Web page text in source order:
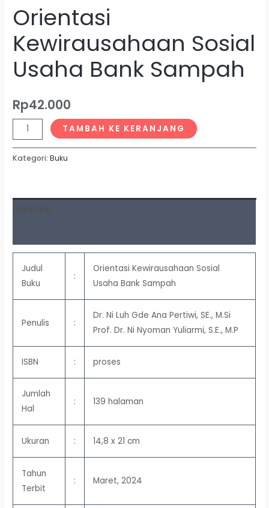
Orientasi
Kewirausahaan Sosial
Usaha Bank Sampah
Rp42.000
TAMBAH KE KERANJANG
Kategori:Buku
Deskripsi
Judul
Buku
:
Orientasi Kewirausahaan Sosial
Usaha Bank Sampah
Penulis :
Dr. Ni Luh Gde Ana Pertiwi, SE., M.Si
Prof. Dr. Ni Nyoman Yuliarmi, S.E., M.P
ISBN : proses
Jumlah
Hal
: 139 halaman
Ukuran : 14,8 x 21 cm
Tahun
Terbit
: Maret, 2024